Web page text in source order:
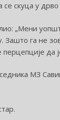
скуца у дрво
„Мени
га не
да
МЗ